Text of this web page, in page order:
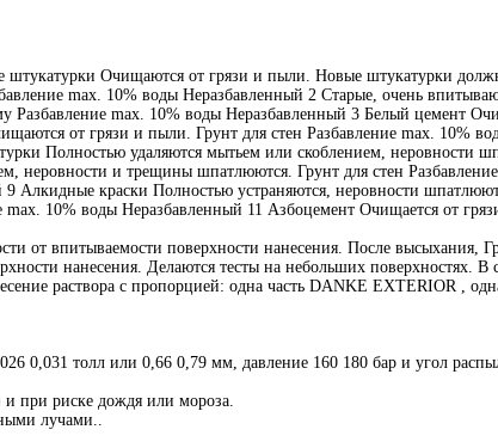
штукатурки Очищаются от грязи и пыли. Новые штукатурки
max. 10% воды Неразбавленный 2 Старые, очень
max. 10% воды Неразбавленный 3 Белый цемент
от грязи и пыли. Грунт для стен Разбавление max. 10%
Полностью удаляются мытьем или скоблением, неровности
неровности и трещины шпатлюются. Грунт для стен
краски Полностью устраняются, неровности
10% воды Неразбавленный 11 Азбоцемент Очищается от
от впитываемости поверхности нанесения. После высыхания,
нанесения. Делаются тесты на небольших поверхностях. В
раствора с пропорцией: одна часть DANKE EXTERIOR ,
0,031 толл или 0,66 0,79 мм, давление 160 180 бар и угол
при риске дождя или мороза.
лучами..